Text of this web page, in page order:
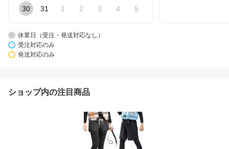
30 31 1 2 3 4 5
休業日（受注・発送対応なし）
受注対応のみ
発送対応のみ
ショップ内の注目商品